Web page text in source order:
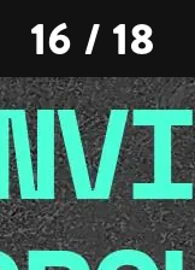
16 / 18